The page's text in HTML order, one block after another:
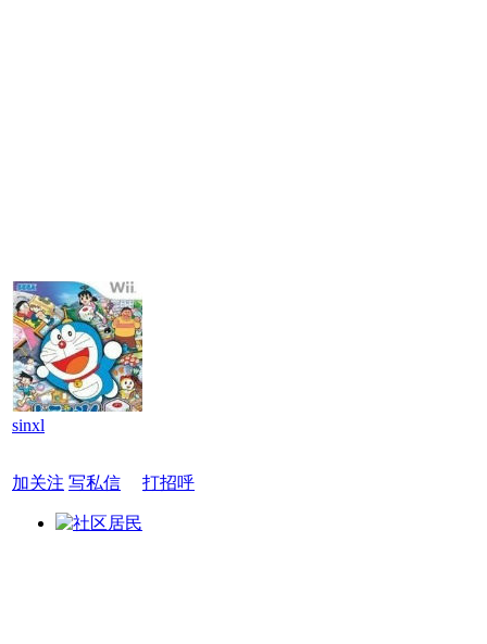
sinxl
加关注 写私信 打招呼